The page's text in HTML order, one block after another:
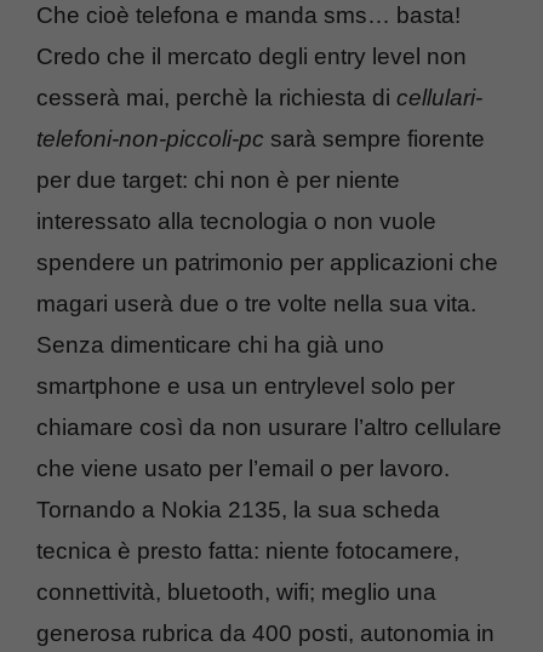
Che cioè telefona e manda sms… basta!
Credo che il mercato degli entry level non
cesserà mai, perchè la richiesta di cellulari-
telefoni-non-piccoli-pc sarà sempre fiorente
per due target: chi non è per niente
interessato alla tecnologia o non vuole
spendere un patrimonio per applicazioni che
magari userà due o tre volte nella sua vita.
Senza dimenticare chi ha già uno
smartphone e usa un entrylevel solo per
chiamare così da non usurare l’altro cellulare
che viene usato per l’email o per lavoro.
Tornando a Nokia 2135, la sua scheda
tecnica è presto fatta: niente fotocamere,
connettività, bluetooth, wifi; meglio una
generosa rubrica da 400 posti, autonomia in